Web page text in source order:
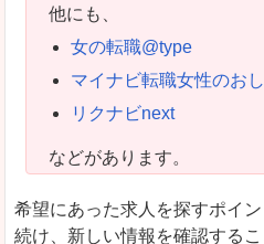
他にも、
女の転職@type
マイナビ転職女性のお
リクナビnext
などがあります。
希望にあった求人を探すポイ
続け、新しい情報を確認する